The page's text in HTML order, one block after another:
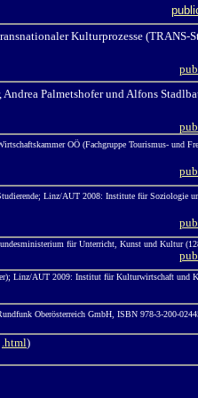
Kulturprozesse (TRANS-
Palmetshofer und Alfons
OÖ (Fachgruppe Tourismus- und
Linz/AUT 2008: Institute für Soziologie
für Unterricht, Kunst und Kultur
Linz/AUT 2009: Institut für Kulturwirtschaft und
Oberösterreich GmbH, ISBN 978-3-200-
.html)